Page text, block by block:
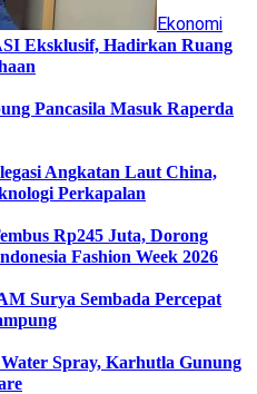
Ekonomi
Eksklusif, Hadirkan Ruang
Pancasila Masuk Raperda
Angkatan Laut China,
Perkapalan
Rp245 Juta, Dorong
Fashion Week 2026
Surya Sembada Percepat
Spray, Karhutla Gunung